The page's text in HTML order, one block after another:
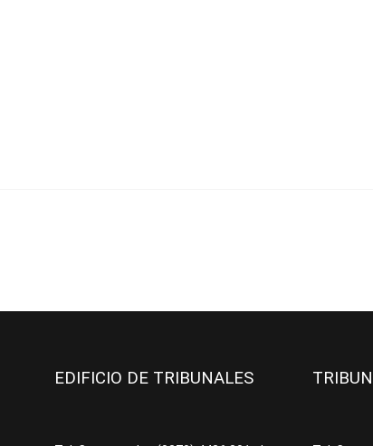
EDIFICIO DE TRIBUNALES